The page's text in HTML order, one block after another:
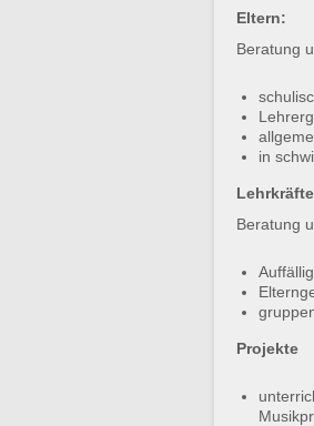
Eltern:
Beratung
in
Beratung
Projekte